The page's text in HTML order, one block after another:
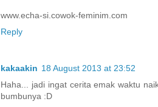
www.echa-si.cowok-feminim.com
Reply
kakaakin 18 August 2013 at 23:52
Haha... jadi ingat cerita emak waktu
bumbunya :D